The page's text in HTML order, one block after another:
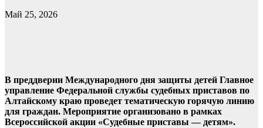
Май 25, 2026
В преддверии Международного дня защиты детей Главное
управление Федеральной службы судебных приставов по
Алтайскому краю проведет тематическую горячую линию
для граждан. Мероприятие организовано в рамках
Всероссийской акции «Судебные приставы — детям».